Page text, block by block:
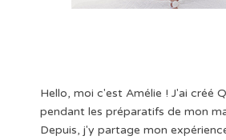
Hello, moi c'est Amélie ! J'ai créé
pendant les préparatifs de mon
Depuis, j'y partage mon